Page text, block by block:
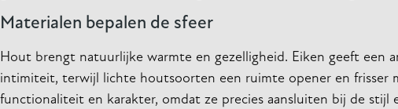
Materialen bepalen de sfeer
Hout brengt natuurlijke warmte en gezelligheid. Eiken geeft
intimiteit, terwijl lichte houtsoorten een ruimte opener en frisser
functionaliteit en karakter, omdat ze precies aansluiten bij de